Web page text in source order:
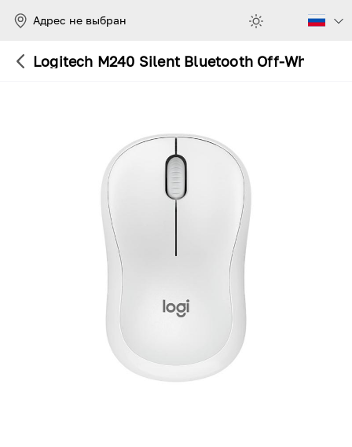
Адрес не выбран
Logitech M240 Silent Bluetooth Off-White